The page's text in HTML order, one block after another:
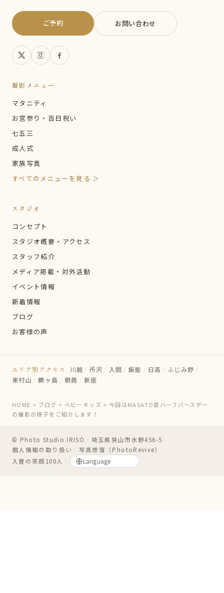
ご予約 お問い合わせ
撮影メニュー
マタニティ
お宮参り・百日祝い
七五三
成人式
家族写真
すべてのメニューを見る ＞
スタジオ
コンセプト
スタジオ概要・アクセス
スタッフ紹介
メディア掲載・対外活動
イベント情報
新着情報
ブログ
お客様の声
エリア別アクセス 川越 / 所沢 / 入間 / 飯能 / 日高 / ふじみ野 /
東村山 / 鶴ヶ島 / 朝霞 / 新座
HOME > ブログ > ベビーキッズ > 今回はMASATO君ハーフバースデー
の撮影の様子をご紹介します！
© Photo Studio IRISO ・ 埼玉県狭山市水野456-5 ・
個人情報の取り扱い ・ 写真修復（PhotoRevive）
・
入曽の笑顔100人 ・